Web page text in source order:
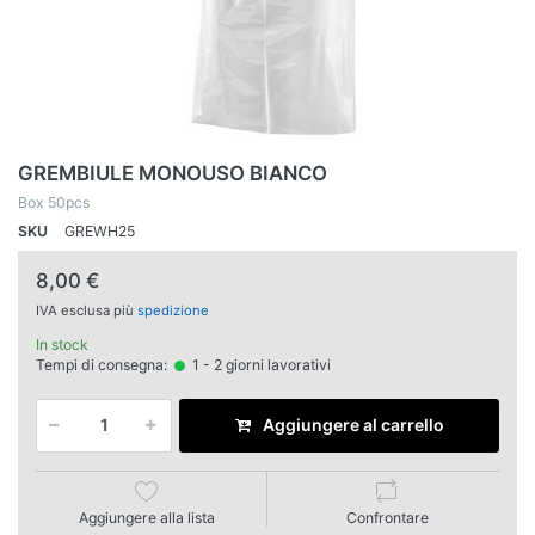
GREMBIULE MONOUSO BIANCO
Box 50pcs
SKU
GREWH25
8,00 €
IVA esclusa più spedizione
In stock
Tempi di consegna:
1 - 2 giorni lavorativi
Aggiungere al carrello
Aggiungere alla lista Confrontare